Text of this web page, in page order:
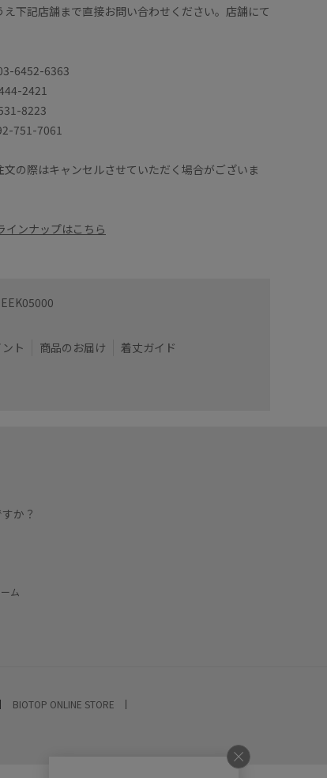
下記店舗まで直接お問い合わせください。店舗にて
6452-6363
2421
8223
751-7061
の際はキャンセルさせていただく場合がございま
インナップはこちら
ト 商品のお届け 着丈ガイド
か？
ム
BIOTOP ONLINE STORE